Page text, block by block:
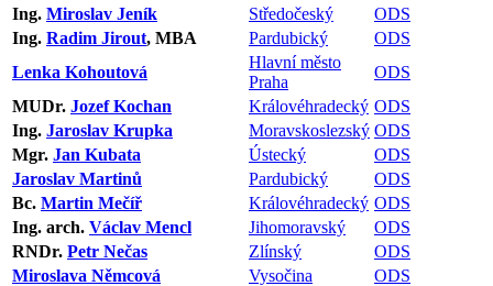
Ing. Miroslav Jeník Středočeský
ODS
Ing. Radim Jirout, MBA Pardubický
ODS
Lenka Kohoutová
Hlavní město
Praha
ODS
MUDr. Jozef Kochan Královéhradecký ODS
Ing. Jaroslav Krupka Moravskoslezský ODS
Mgr. Jan Kubata Ústecký
ODS
Jaroslav Martinů
Pardubický
ODS
Bc. Martin Mečíř Královéhradecký ODS
Ing. arch. Václav Mencl Jihomoravský
ODS
RNDr. Petr Nečas Zlínský
ODS
Miroslava Němcová
Vysočina
ODS